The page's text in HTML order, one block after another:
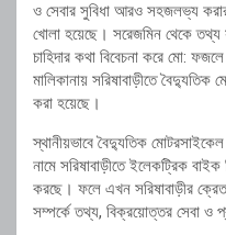
ও সেবার সুবিধা আরও সহজলভ্য করার
খোলা হয়েছে। সরেজমিন থেকে তথ্য
চাহিদার কথা বিবেচনা করে মো:
মালিকানায় সরিষাবাড়ীতে
করা হয়েছে।
স্থানীয়ভাবে বৈদ্যুতিক মোটরসাইকেল
নামে সরিষাবাড়ীতে ইলেকট্রিক
করছে। ফলে এখন সরিষাবাড়ীর
সম্পর্কে তথ্য, বিক্রয়োত্তর সেবা ও